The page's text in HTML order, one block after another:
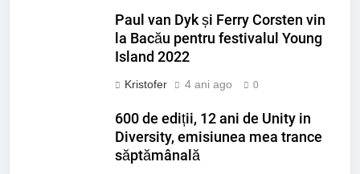
Paul van Dyk și Ferry Corsten vin
la Bacău pentru festivalul Young
Island 2022
Kristofer 4 ani ago 0
600 de ediții, 12 ani de Unity in
Diversity, emisiunea mea trance
săptămânală